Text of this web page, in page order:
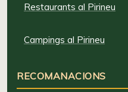
Restaurants al Pirineu
Campings al Pirineu
RECOMANACIONS